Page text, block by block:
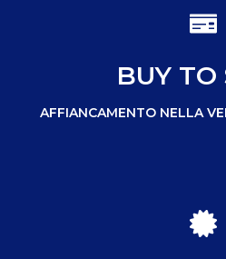
BUY TO
AFFIANCAMENTO NELLA